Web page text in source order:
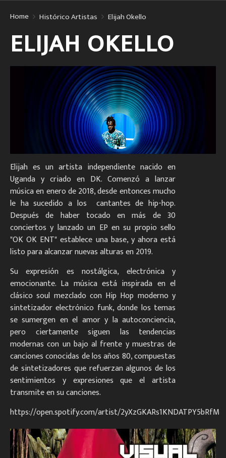
Home Histórico Artistas Elijah Okello
ELIJAH OKELLO
Elijah es un artista independiente nacido en
Uganda y criado en DK. Comenzó a lanzar
música en enero de 2018, desde entonces mucho
le ha sucedido a los cantantes de hip-hop.
Después de haber tocado en más de 30
conciertos y lanzado un EP en su propio sello
"OK OK ENT" establece una base, y ahora está
listo para alcanzar nuevas alturas en 2019.
Su expresión es nostálgica, electrónica y
emocionante. La música está inspirada en el
clásico soul mezclado con Hip Hop moderno y
sintetizador electrónico funk, donde los temas
se sumergen en el amor y la autoconciencia,
pero ciertamente siguen las tendencias
modernas con un bajo al frente y muestras de
canciones conocidas de los años 80, compuestas
de sintetizadores que refuerzan algunos de los
sentimientos y expresiones que el artista
transmite en su canciones.
https://open.spotify.com/artist/2yXzGKARs1KNDATPY5bRfM